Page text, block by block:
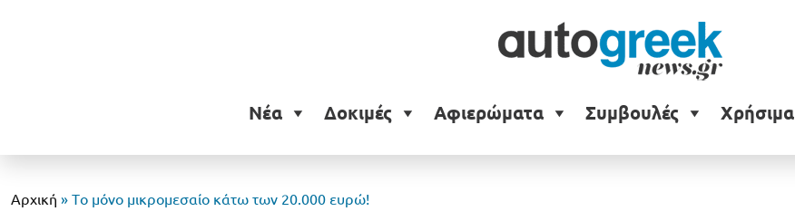
Νέα Δοκιμές Αφιερώματα Συμβουλές Χρήσιμα
Αρχική » Tο μόνο μικρομεσαίο κάτω των 20.000 ευρώ!